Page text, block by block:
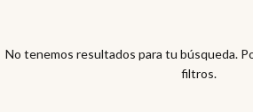
No tenemos resultados para tu búsqueda.
filtros.